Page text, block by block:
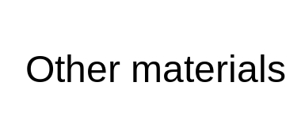
Other materials